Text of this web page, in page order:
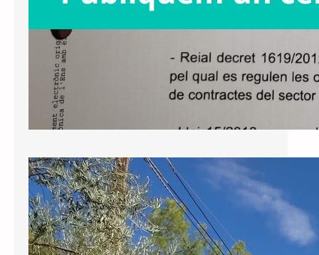
Nota de premsa: perseverem en la
defensa de la Llei de Política
Lingüística